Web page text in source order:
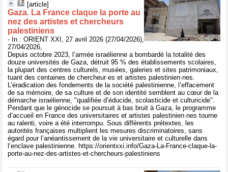
[article]
Gaza. La France claque la porte au
nez des artistes et chercheurs
palestiniens
- In : ORIENT XXI, 27 avril 2026 (27/04/2026),
27/04/2026,
Depuis octobre 2023, l’armée israélienne a bombardé la totalité des
douze universités de Gaza, détruit 95 % des établissements scolaires,
la plupart des centres culturels, musées, galeries et sites patrimoniaux,
tuant des centaines de chercheur·es et artistes palestinien·nes.
L’éradication des fondements de la société palestinienne, l’effacement
de sa mémoire, de sa culture et de son identité semblent au cœur de la
démarche israélienne, "qualifiée d’éducide, scolasticide et culturicide".
Pendant que le génocide se poursuit à bas bruit à Gaza, le programme
d’accueil en France des universitaires et artistes palestinien·nes tourne
au ralenti, voire a été interrompu. Sous différents prétextes, les
autorités françaises multiplient les mesures discriminatoires, sans
égard pour l’anéantissement de la vie universitaire et culturelle dans
l’enclave palestinienne. https://orientxxi.info/Gaza-La-France-claque-la-
porte-au-nez-des-artistes-et-chercheurs-palestiniens